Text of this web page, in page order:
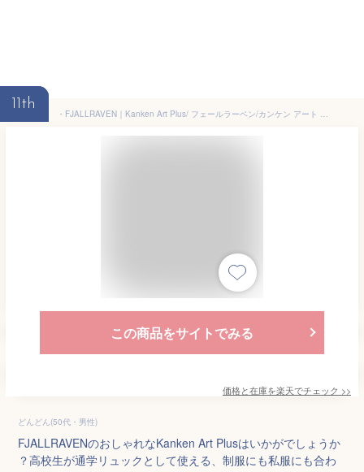
11th
・FJALLRAVEN｜Kanken Art Plus/ フェールラーベン/カンケン アート プラス バックパック/ウッドランド #
この商品をサイトでみる
価格と在庫を楽天でチェック >>
どんどん(50代・男性)
FJALLRAVENのおしゃれなKanken Art Plusはいかがでしょうか
？高校生が通学リュックとして使える、制服にも私服にも合わ